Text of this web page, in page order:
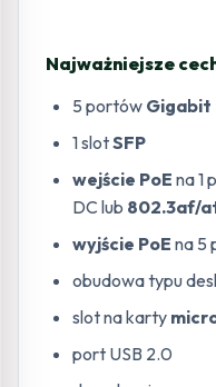
Najważniejsze
5 portów Gigabit
1 slotSFP
wejście PoE na 1
DC lub 802.3af/
wyjście PoE na 5
obudowa typu
slot na karty
port USB 2.0